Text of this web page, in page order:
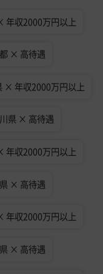
年収2000万円以上
× 高待遇
× 年収2000万円以上
県 × 高待遇
年収2000万円以上
× 高待遇
年収2000万円以上
× 高待遇